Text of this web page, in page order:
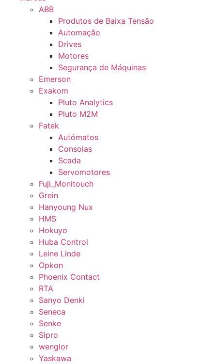
ABB
Produtos de Baixa Tensão
Automação
Drives
Motores
Segurança de Máquinas
Emerson
Exakom
Pluto Analytics
Pluto M2M
Fatek
Autómatos
Consolas
Scada
Servomotores
Fuji_Monitouch
Grein
Hanyoung Nux
HMS
Hokuyo
Huba Control
Leine Linde
Opkon
Phoenix Contact
RTA
Sanyo Denki
Seneca
Senke
Sipro
wenglor
Yaskawa